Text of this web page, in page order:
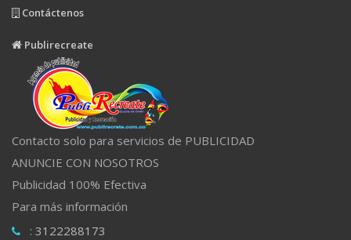
Contáctenos
Publirecreate
Contacto solo para servicios de PUBLICIDAD
ANUNCIE CON NOSOTROS
Publicidad 100% Efectiva
Para más información
: 3122288173